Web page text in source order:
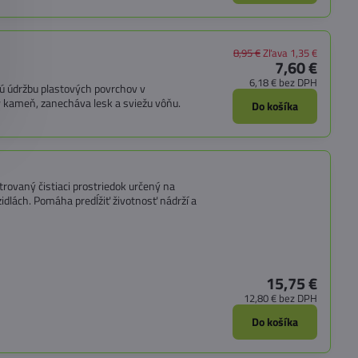
údržbu plastových povrchov v
zanecháva lesk a sviežu vôňu.
7,60 €
6,18 € bez DPH
8,95 €Zľava 1,35 €
Do košíka
čistiaci prostriedok určený na
Pomáha predĺžiť životnosť nádrží a
15,75 €
12,80 € bez DPH
Do košíka